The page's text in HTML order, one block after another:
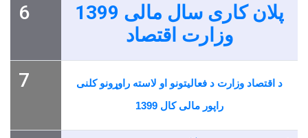
6
پلان کاری سال مالی 1399
وزارت اقتصاد
7
د اقتصاد وزارت د فعالیتونو او لاسته راوړونو کلنی
راپور مالی کال 1399